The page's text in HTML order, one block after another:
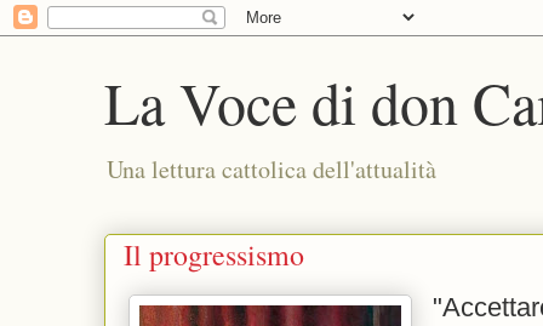
La Voce di don
Una lettura cattolica dell'attualità
Il progressismo